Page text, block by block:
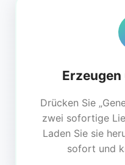
Erzeugen
Drücken Sie
zwei sofortige
Laden Sie sie
sofort und